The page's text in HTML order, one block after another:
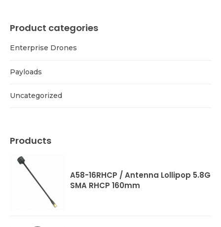
Product categories
Enterprise Drones
Payloads
Uncategorized
Products
A58-16RHCP / Antenna Lollipop 5.8G
SMA RHCP 160mm